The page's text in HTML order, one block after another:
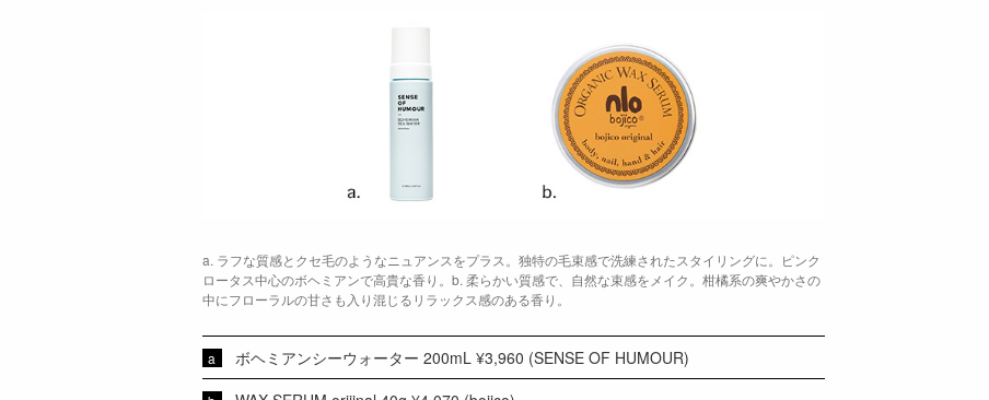
a. ラフな質感とクセ毛のようなニュアンスをプラス。独特の毛束感で洗練されたスタイリングに。ピンク
ロータス中心のボヘミアンで高貴な香り。b. 柔らかい質感で、自然な束感をメイク。柑橘系の爽やかさの
中にフローラルの甘さも入り混じるリラックス感のある香り。
ボヘミアンシーウォーター 200mL ¥3,960 (SENSE OF HUMOUR)